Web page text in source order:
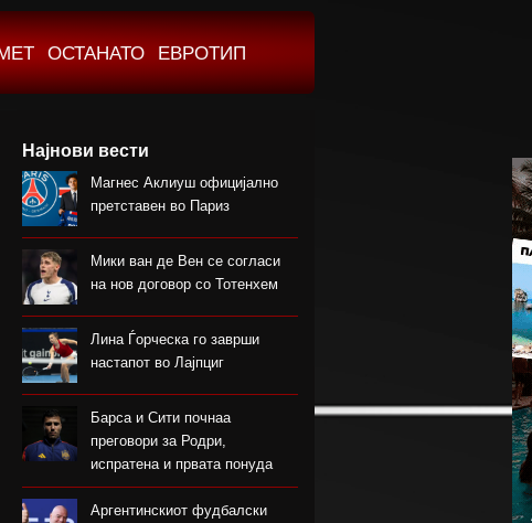
ОСТАНАТО ЕВРОТИП
Најнови вести
Магнес Аклиуш официјално
претставен во Париз
Мики ван де Вен се согласи
на нов договор со Тотенхем
Лина Ѓорческа го заврши
настапот во Лајпциг
Барса и Сити почнаа
преговори за Родри,
испратена и првата понуда
Аргентинскиот фудбалски